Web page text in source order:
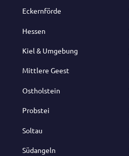
Eckernförde
Hessen
Kiel & Umgebung
Mittlere Geest
Ostholstein
Probstei
Soltau
Südangeln